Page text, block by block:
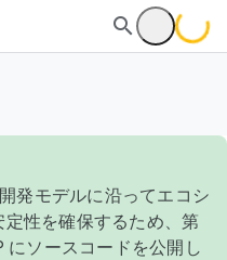
発モデルに沿ってエコシ
性を確保するため、第
にソースコードを公開し